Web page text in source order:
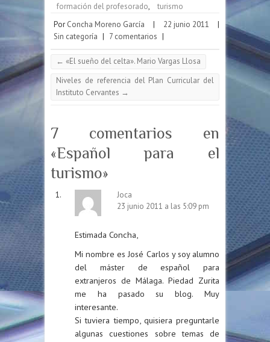
formación del profesorado,
turismo
Por Concha Moreno García | 22 junio 2011
|
Sin categoría | 7 comentarios |
← «El sueño del celta». Mario Vargas Llosa
Niveles de referencia del Plan Curricular del
Instituto Cervantes →
7 comentarios en
«Español para el
turismo»
Joca
23 junio 2011 a las 5:09 pm
Estimada Concha,
Mi nombre es José Carlos y soy alumno
del máster de español para
extranjeros de Málaga. Piedad Zurita
me ha pasado su blog. Muy
interesante.
Si tuviera tiempo, quisiera preguntarle
algunas cuestiones sobre temas de